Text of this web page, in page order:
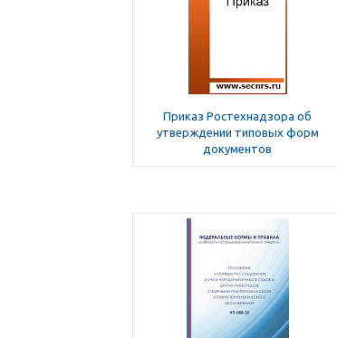
Приказ Ростехнадзора об
утверждении типовых форм
документов